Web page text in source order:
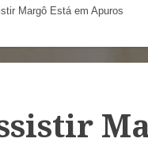
Margô Está em Apuros